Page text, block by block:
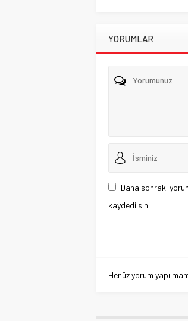
YORUMLAR
Daha sonraki
kaydedilsin.
Henüz yorum